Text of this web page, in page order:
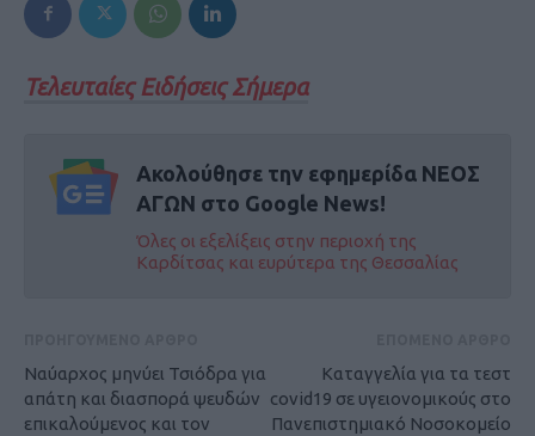
Τελευταίες Ειδήσεις Σήμερα
Ακολούθησε την εφημερίδα ΝΕΟΣ
ΑΓΩΝ στο Google News!
Όλες οι εξελίξεις στην περιοχή της
Καρδίτσας και ευρύτερα της Θεσσαλίας
Ναύαρχος μηνύει Τσιόδρα για
απάτη και διασπορά ψευδών
επικαλούμενος και τον
Καταγγελία για τα τεστ
covid19 σε υγειονομικούς στο
Πανεπιστημιακό Νοσοκομείο